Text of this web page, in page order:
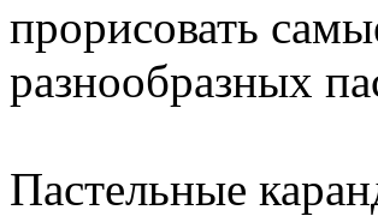
прорисовать
разнообразных
Пастельные